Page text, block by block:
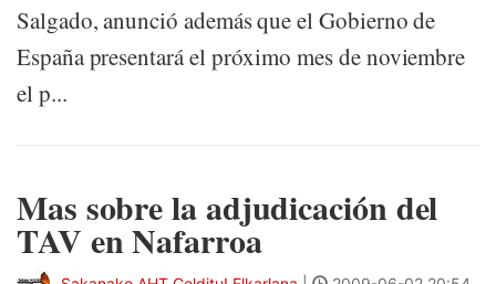
Salgado, anunció además que el Gobierno de
España presentará el próximo mes de noviembre
el p...
Mas sobre la adjudicación del
TAV en Nafarroa